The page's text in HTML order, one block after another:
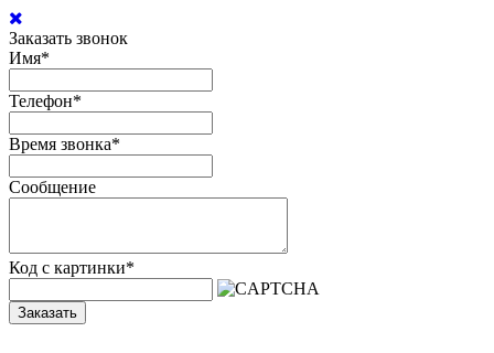
Заказать звонок
Имя*
Телефон*
Время звонка*
Сообщение
Код с картинки*
Заказать